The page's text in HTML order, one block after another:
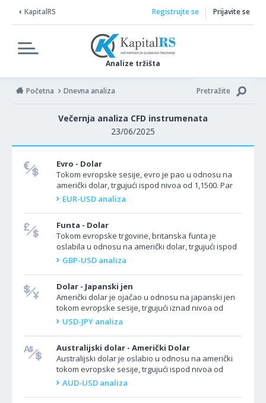
KapitalRS
Analize tržišta
Registrujte se Prijavite se
Početna Dnevna analiza Pretražite
Večernja analiza CFD instrumenata
23/06/2025
Evro - Dolar
Tokom evropske sesije, evro je pao u odnosu na
američki dolar, trgujući ispod nivoa od 1,1500. Par
EUR/USD je u padu jer je potražnja za američkim
EUR-USD analiza
Funta - Dolar
Tokom evropske trgovine, britanska funta je
oslabila u odnosu na američki dolar, trgujući ispod
nivoa od 1,3300. Par GBP/USD je beležio rast jer je...
GBP-USD analiza
Dolar - Japanski jen
Američki dolar je ojačao u odnosu na japanski jen
tokom evropske sesije, trgujući iznad nivoa od
147,800. Par USD/JPY raste jer je američko...
USD-JPY analiza
Australijski dolar - Američki Dolar
Australijski dolar je oslabio u odnosu na američki
tokom evropske sesije, trgujući ispod nivoa od
0,6400. Par AUD/USD je pod pritiskom jer je
AUD-USD analiza